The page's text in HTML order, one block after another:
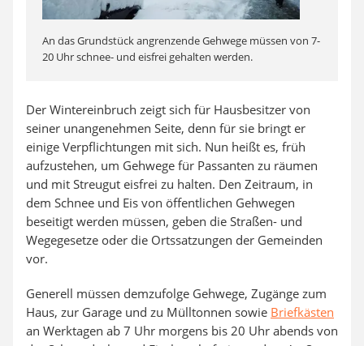
An das Grundstück angrenzende Gehwege müssen von 7-
20 Uhr schnee- und eisfrei gehalten werden.
Der Wintereinbruch zeigt sich für Hausbesitzer von
seiner unangenehmen Seite, denn für sie bringt er
einige Verpflichtungen mit sich. Nun heißt es, früh
aufzustehen, um Gehwege für Passanten zu räumen
und mit Streugut eisfrei zu halten. Den Zeitraum, in
dem Schnee und Eis von öffentlichen Gehwegen
beseitigt werden müssen, geben die Straßen- und
Wegegesetze oder die Ortssatzungen der Gemeinden
vor.
Generell müssen demzufolge Gehwege, Zugänge zum
Haus, zur Garage und zu Mülltonnen sowie Briefkästen
an Werktagen ab 7 Uhr morgens bis 20 Uhr abends von